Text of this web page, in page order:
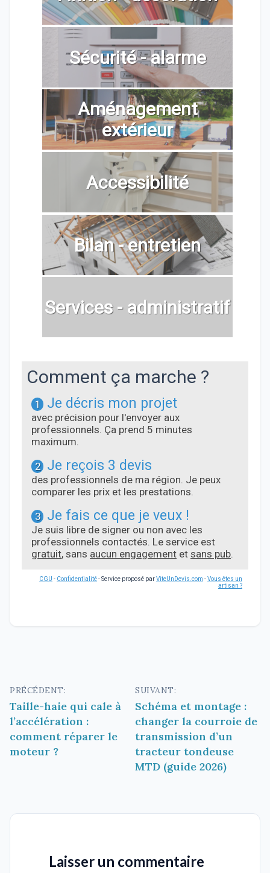
Sécurité - alarme
Aménagement
extérieur
Accessibilité
Bilan - entretien
Services - administratif
Comment ça marche ?
1 Je décris mon projet
avec précision pour l'envoyer aux
professionnels. Ça prend 5 minutes
maximum.
2 Je reçois 3 devis
des professionnels de ma région. Je peux
comparer les prix et les prestations.
3 Je fais ce que je veux !
Je suis libre de signer ou non avec les
professionnels contactés. Le service est
gratuit, sans aucun engagement et sans pub.
CGU - Confidentialité- Service proposé parViteUnDevis.com -Vous êtes un
artisan ?
Navigation
de
l’article
PRÉCÉDENT:
Taille-haie qui cale à
l’accélération :
comment réparer le
moteur ?
SUIVANT:
Schéma et montage :
changer la courroie de
transmission d’un
tracteur tondeuse
MTD (guide 2026)
Laisser un commentaire